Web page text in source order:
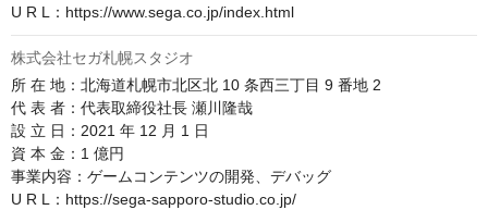
U R L：https://www.sega.co.jp/index.html
株式会社セガ札幌スタジオ
所 在 地：北海道札幌市北区北 10 条西三丁目 9 番地 2
代 表 者：代表取締役社長 瀬川隆哉
設 立 日：2021 年 12 月 1 日
資 本 金：1 億円
事業内容：ゲームコンテンツの開発、デバッグ
U R L：https://sega-sapporo-studio.co.jp/